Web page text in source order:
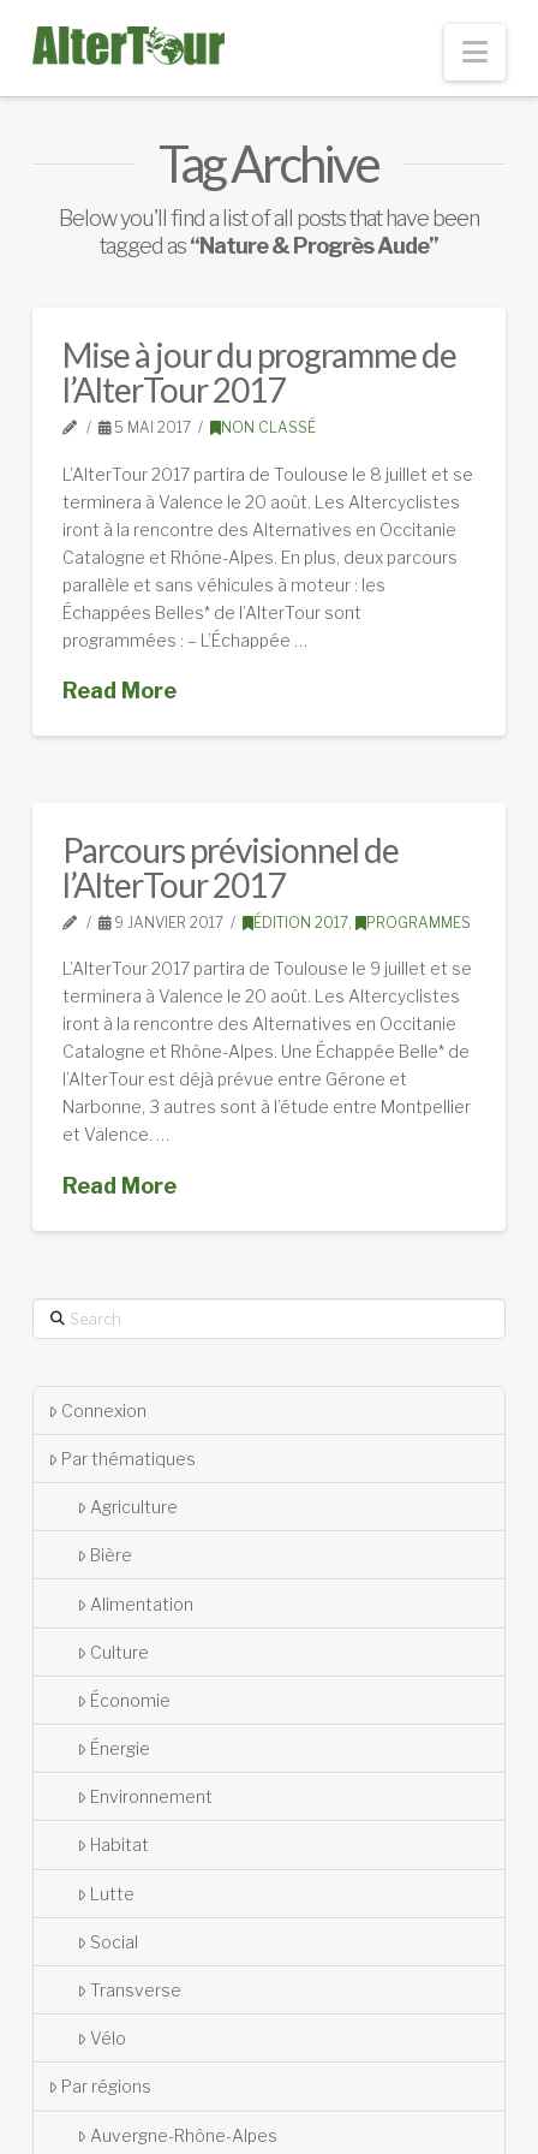
Tag Archive
Below you'll find a list of all posts that have been
tagged as“Nature & Progrès Aude”
Mise à jour du programme de
l’AlterTour 2017
5 MAI 2017 NON CLASSÉ
L’AlterTour 2017 partira de Toulouse le 8 juillet et se
terminera à Valence le 20 août. Les Altercyclistes
iront à la rencontre des Alternatives en Occitanie
Catalogne et Rhône-Alpes. En plus, deux parcours
parallèle et sans véhicules à moteur : les
Échappées Belles* de l’AlterTour sont
programmées : – L’Échappée …
Read More
Parcours prévisionnel de
l’AlterTour 2017
9 JANVIER 2017 ÉDITION 2017, PROGRAMMES
L’AlterTour 2017 partira de Toulouse le 9 juillet et se
terminera à Valence le 20 août. Les Altercyclistes
iront à la rencontre des Alternatives en Occitanie
Catalogne et Rhône-Alpes. Une Échappée Belle* de
l’AlterTour est déjà prévue entre Gérone et
Narbonne, 3 autres sont à l’étude entre Montpellier
et Valence. …
Read More
Search
Connexion
Par thématiques
Agriculture
Bière
Alimentation
Culture
Économie
Énergie
Environnement
Habitat
Lutte
Social
Transverse
Vélo
Par régions
Auvergne-Rhône-Alpes